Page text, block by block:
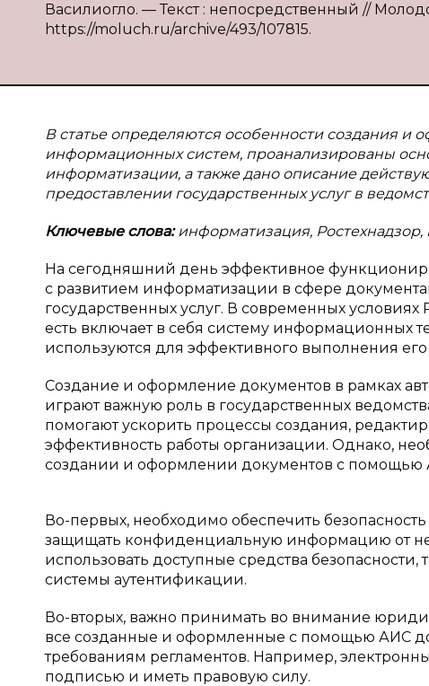
Василиогло. — Текст : непосредственный //
https://moluch.ru/archive/493/107815.
В статье определяются особенности создания и
информационных систем, проанализированы
информатизации, а также дано описание
предоставлении государственных услуг в
Ключевые слова:информатизация,
На сегодняшний день эффективное
с развитием информатизации в сфере
государственных услуг. В современных
есть включает в себя систему информационных
используются для эффективного выполнения его
Создание и оформление документов в рамках
играют важную роль в государственных
помогают ускорить процессы создания,
эффективность работы организации. Однако,
создании и оформлении документов с помощью
Во-первых, необходимо обеспечить
защищать конфиденциальную информацию от
использовать доступные средства
системы аутентификации.
Во-вторых, важно принимать во внимание
все созданные и оформленные с помощью АИС
требованиям регламентов. Например,
подписью и иметь правовую силу.